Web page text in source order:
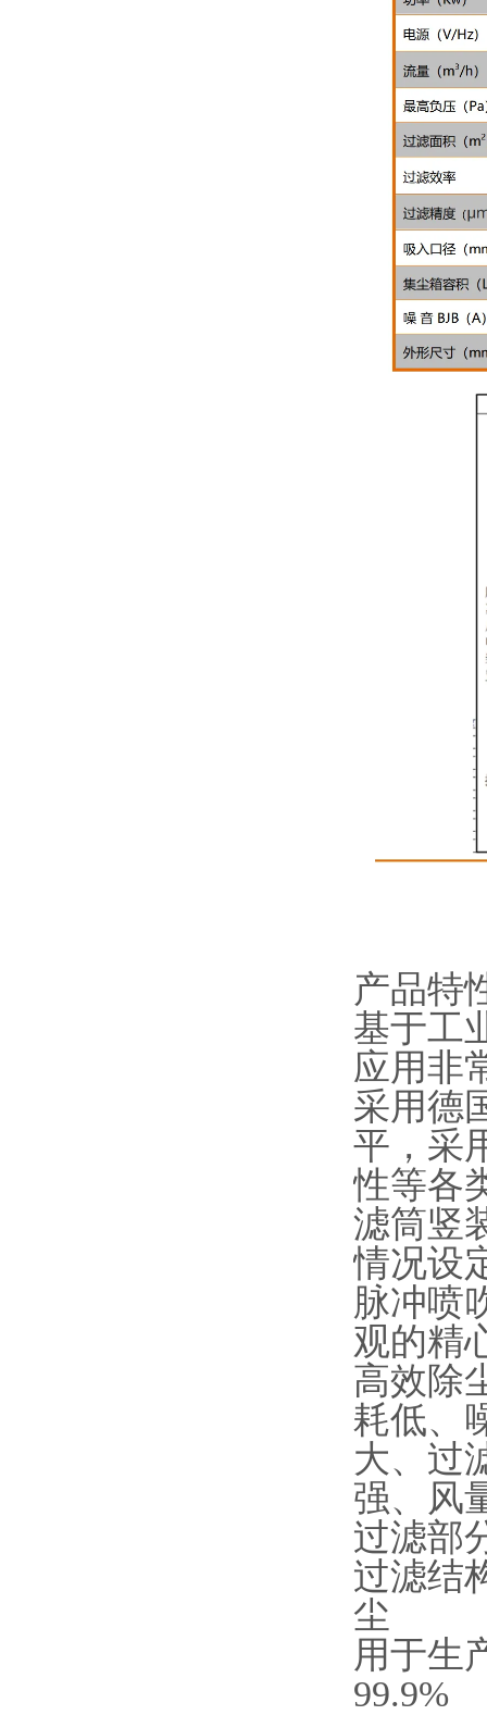
产品特
基于工
应用非
采用德
平，采
性等各
滤筒竖
情况设
脉冲喷
观的精
高效除
耗低、
大、过
强、风
过滤部
过滤结
尘
用于生
99.9%